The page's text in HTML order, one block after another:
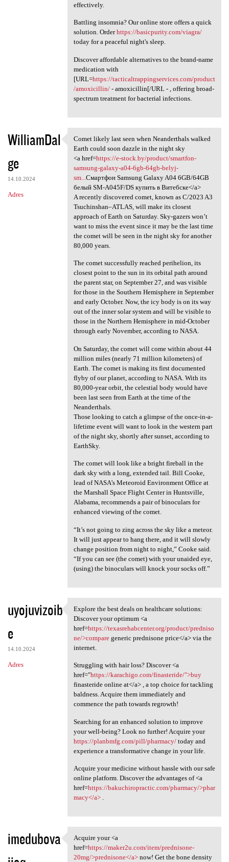
effectively.
Battling insomnia? Our online store offers a quick
solution. Orderhttps://basicpurity.com/viagra/
today for a peaceful night's sleep.
Discover affordable alternatives to the brand-name
medication with
[URL=https://tacticaltrappingservices.com/product
/amoxicillin/- amoxicillin[/URL - , offering broad-
spectrum treatment for bacterial infections.
WilliamDal
ge
14.10.2024
Adres
Comet likely last seen when
Comet likely last seen when Neanderthals walked
Earth could soon dazzle in the night sky
<a href=https://e-stock.by/product/smartfon-
samsung-galaxy-a04-6gb-64gb-belyj-
sm... Смартфон Samsung Galaxy A04 6GB/64GB
белый SM-A045F/DS купить в Витебске</a>
A recently discovered comet, known as C/2023 A3
Tsuchinshan–ATLAS, will make its closest
approach of Earth on Saturday. Sky-gazers won’t
want to miss the event since it may be the last time
the comet will be seen in the night sky for another
80,000 years.
The comet successfully reached perihelion, its
closest point to the sun in its orbital path around
the parent star, on September 27, and was visible
for those in the Southern Hemisphere in September
and early October. Now, the icy body is on its way
out of the inner solar system and will be visible to
those in the Northern Hemisphere in mid-October
through early November, according to NASA.
On Saturday, the comet will come within about 44
million miles (nearly 71 million kilometers) of
Earth. The comet is making its first documented
flyby of our planet, according to NASA. With its
80,000-year orbit, the celestial body would have
been last seen from Earth at the time of the
Neanderthals.
Those looking to catch a glimpse of the once-in-a-
lifetime event will want to look in the western part
of the night sky, shortly after sunset, according to
EarthSky.
The comet will look like a bright fireball in the
dark sky with a long, extended tail. Bill Cooke,
lead of NASA’s Meteoroid Environment Office at
the Marshall Space Flight Center in Huntsville,
Alabama, recommends a pair of binoculars for
enhanced viewing of the comet.
“It’s not going to zing across the sky like a meteor.
It will just appear to hang there, and it will slowly
change position from night to night,” Cooke said.
“If you can see (the comet) with your unaided eye,
(using) the binoculars will knock your socks off.”
uyojuvizoib
e
14.10.2024
Adres
Explore the best deals on
Explore the best deals on healthcare solutions:
Discover your optimum <a
href=https://texasrehabcenter.org/product/predniso
ne/>comparegeneric prednisone price</a> via the
internet.
Struggling with hair loss? Discover <a
href="https://karachigo.com/finasteride/">buy
finasteride online at</a> , a top choice for tackling
baldness. Acquire them immediately and
commence the path towards regrowth!
Searching for an enhanced solution to improve
your well-being? Look no further! Acquire your
https://planbmfg.com/pill/pharmacy/today and
experience a transformative change in your life.
Acquire your medicine without hassle with our safe
online platform. Discover the advantages of <a
href=https://bakuchiropractic.com/pharmacy/>phar
macy</a>.
imedubova Acquire your <a href=https:/
Acquire your <a
href=https://maker2u.com/item/prednisone-
20mg/>prednisone</a>now! Get the bone density